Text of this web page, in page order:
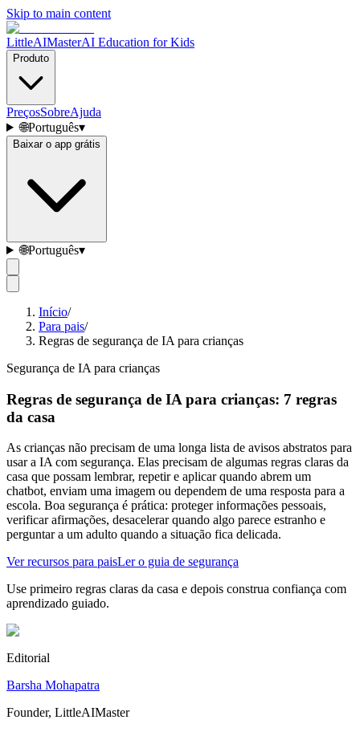
Skip to main content
LittleAIMasterAI Education for Kids
Produto
PreçosSobreAjuda
🌐Português▾
Baixar o app grátis
🌐Português▾
Início/
Para pais/
Regras de segurança de IA para crianças
Segurança de IA para crianças
Regras de segurança de IA para crianças: 7 regras
da casa
As crianças não precisam de uma longa lista de avisos abstratos para
usar a IA com segurança. Elas precisam de algumas regras claras da
casa que possam lembrar, repetir e aplicar quando abrem um
chatbot, enviam uma imagem ou dependem de uma resposta para a
escola. Boa segurança é prática: proteger informações pessoais,
verificar afirmações, desacelerar quando algo parece estranho e
perguntar a um adulto quando a situação fica delicada.
Ver recursos para paisLer o guia de segurança
Use primeiro regras claras da casa e depois construa confiança com
aprendizado guiado.
Editorial
Barsha Mohapatra
Founder, LittleAIMaster